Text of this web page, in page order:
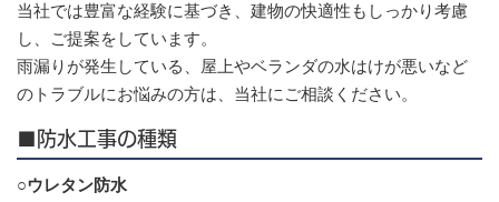
当社では豊富な経験に基づき、建物の快適性もしっかり考慮
し、ご提案をしています。
雨漏りが発生している、屋上やベランダの水はけが悪いなど
のトラブルにお悩みの方は、当社にご相談ください。
■防水工事の種類
○ウレタン防水